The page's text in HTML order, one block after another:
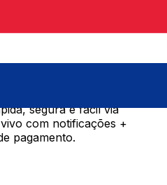
segura e fácil via
com notificações +
pagamento.